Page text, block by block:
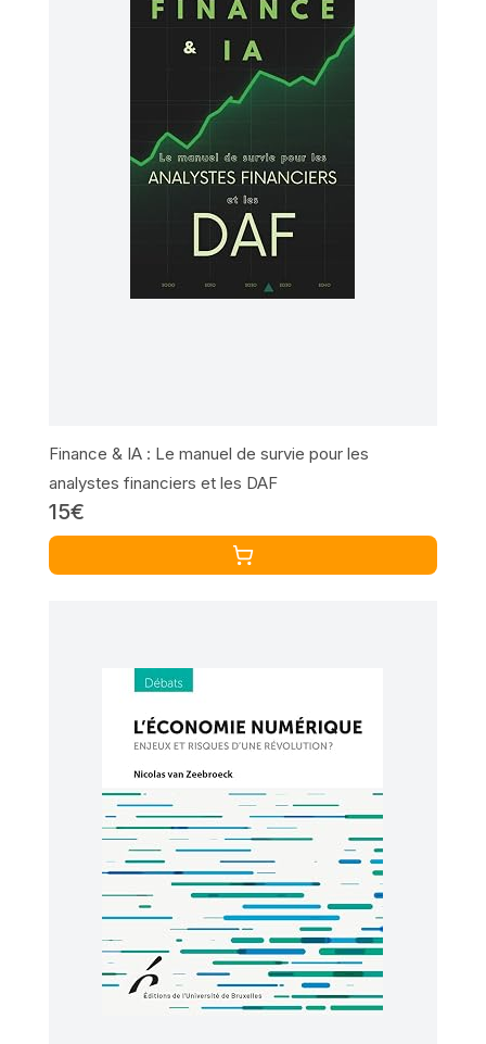
Finance & IA : Le manuel de survie pour les
analystes financiers et les DAF
15€